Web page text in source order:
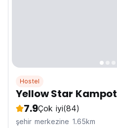
Hostel
Yellow Star Kampot
7.9Çok iyi(84)
şehir merkezine 1.65km